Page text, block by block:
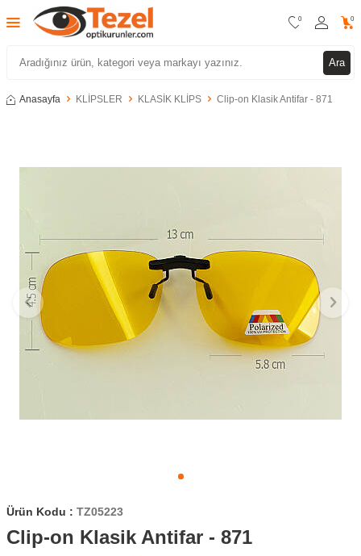
Ara
0 0
Anasayfa KLİPSLER KLASİK KLİPS Clip-on Klasik Antifar - 871
Ürün Kodu : TZ05223
Clip-on Klasik Antifar - 871